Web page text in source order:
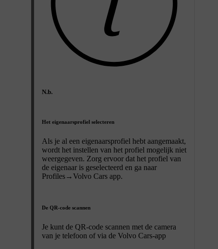
N.b.
Het eigenaarsprofiel selecteren
Als je al een eigenaarsprofiel hebt aangemaakt,
wordt het instellen van het profiel mogelijk niet
weergegeven. Zorg ervoor dat het profiel van
de eigenaar is geselecteerd en ga naar
Profiles→Volvo Cars app.
De QR-code scannen
Je kunt de QR-code scannen met de camera
van je telefoon of via de Volvo Cars-app